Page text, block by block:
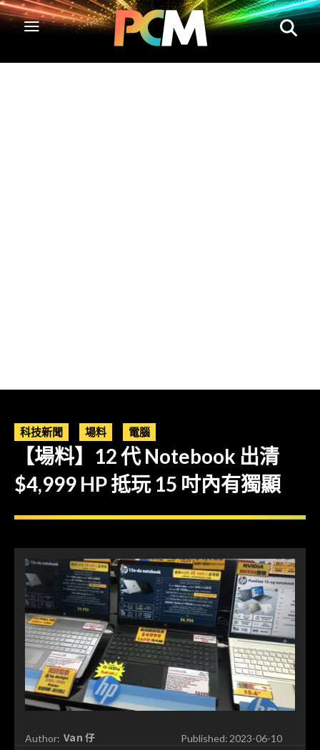
科技新聞 場料 電腦
【場料】12 代 Notebook 出清
$4,999 HP 抵玩 15 吋內有獨顯
Author: Van 仔 Published: 2023-06-10